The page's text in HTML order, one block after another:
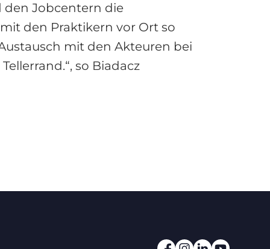
den Jobcentern die
den Praktikern vor Ort so
mit den Akteuren bei
so Biadacz